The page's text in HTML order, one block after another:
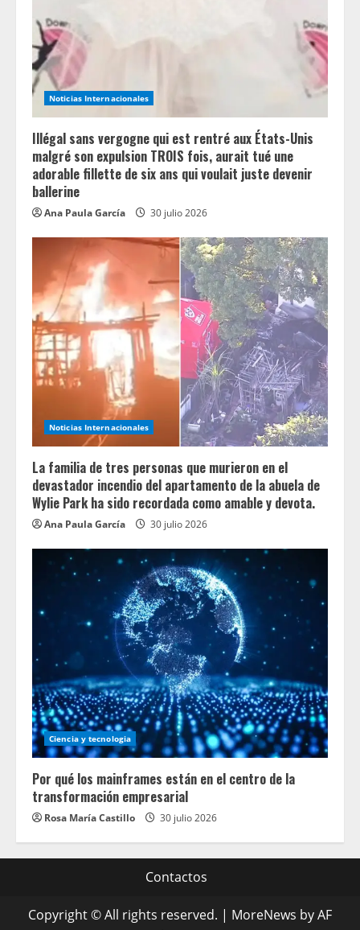
Noticias Internacionales
Illégal sans vergogne qui est rentré aux États-Unis
malgré son expulsion TROIS fois, aurait tué une
adorable fillette de six ans qui voulait juste devenir
ballerine
Ana Paula García 30 julio 2026
Noticias Internacionales
La familia de tres personas que murieron en el
devastador incendio del apartamento de la abuela de
Wylie Park ha sido recordada como amable y devota.
Ana Paula García 30 julio 2026
Ciencia y tecnologia
Por qué los mainframes están en el centro de la
transformación empresarial
Rosa María Castillo 30 julio 2026
Contactos
Copyright © All rights reserved. | MoreNews by AF